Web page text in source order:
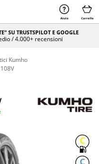
Aiuto Carrello
SU TRUSTSPILOT E GOOGLE
/ 4.000+ recensioni
Kumho
C
C